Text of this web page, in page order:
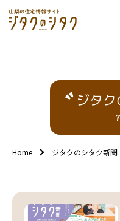
ジタ
Home ジタクのシタク新聞